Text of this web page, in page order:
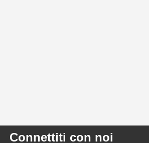
Connettiti con noi